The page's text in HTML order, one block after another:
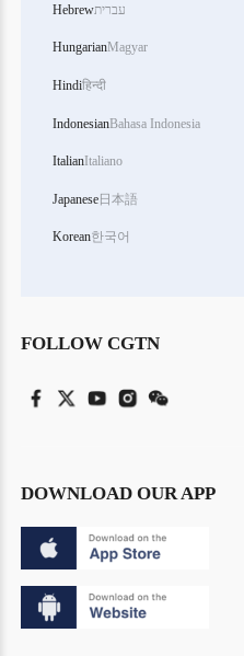
Hebrewעברית
HungarianMagyar
Hindiहिन्दी
IndonesianBahasa Indonesia
ItalianItaliano
Japanese日本語
Korean한국어
FOLLOW CGTN
DOWNLOAD OUR APP